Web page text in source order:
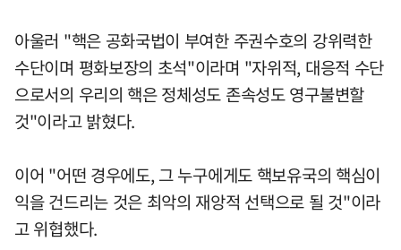
아울러 "핵은 공화국법이 부여한 주권수호의 강위력한
수단이며 평화보장의 초석"이라며 "자위적, 대응적 수단
으로서의 우리의 핵은 정체성도 존속성도 영구불변할
것"이라고 밝혔다.
이어 "어떤 경우에도, 그 누구에게도 핵보유국의 핵심이
익을 건드리는 것은 최악의 재앙적 선택으로 될 것"이라
고 위협했다.